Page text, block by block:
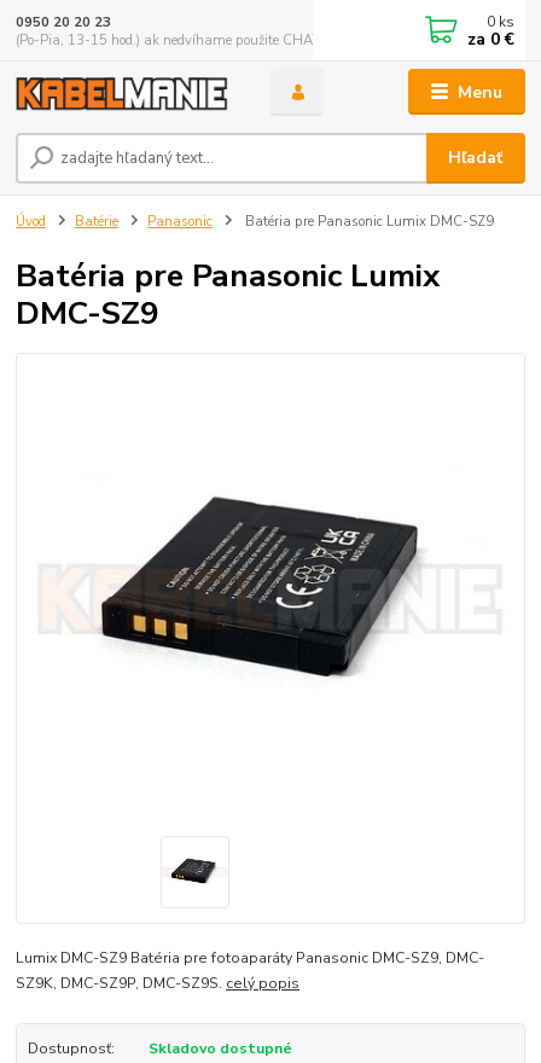
Menu
Hľadať
0950 20 20 23
(Po-Pia, 13-15 hod.) ak nedvíhame použite CHATBOX
0 ks
za 0 €
Úvod Batérie Panasonic Batéria pre Panasonic Lumix DMC-SZ9
Batéria pre Panasonic Lumix
DMC-SZ9
Lumix DMC-SZ9 Batéria pre fotoaparáty Panasonic DMC-SZ9, DMC-
SZ9K, DMC-SZ9P, DMC-SZ9S. celý popis
Dostupnosť: Skladovo dostupné